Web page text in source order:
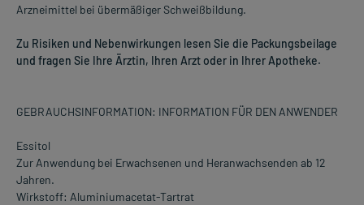
Arzneimittel bei übermäßiger Schweißbildung.
Zu Risiken und Nebenwirkungen lesen Sie die Packungsbeilage
und fragen Sie Ihre Ärztin, Ihren Arzt oder in Ihrer Apotheke.
GEBRAUCHSINFORMATION: INFORMATION FÜR DEN ANWENDER
Essitol
Zur Anwendung bei Erwachsenen und Heranwachsenden ab 12
Jahren.
Wirkstoff: Aluminiumacetat-Tartrat